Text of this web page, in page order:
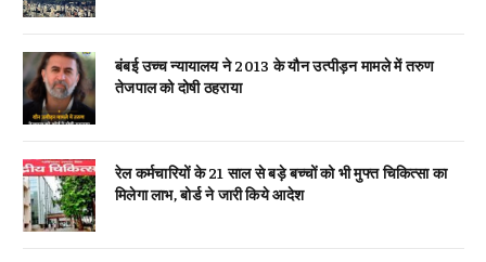
बंबई उच्च न्यायालय ने 2013 के यौन उत्पीड़न मामले में तरुण
तेजपाल को दोषी ठहराया
रेल कर्मचारियों के 21 साल से बड़े बच्चों को भी मुफ्त चिकित्सा का
मिलेगा लाभ, बोर्ड ने जारी किये आदेश